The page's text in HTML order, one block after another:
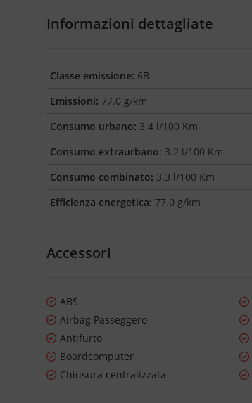
Informazioni dettagliate
Classe emissione: 6B
Emissioni: 77.0 g/km
Consumo urbano: 3.4 l/100 Km
Consumo extraurbano: 3.2 l/100 Km
Consumo combinato: 3.3 l/100 Km
Efficienza energetica: 77.0 g/km
Accessori
ABS
Airbag Passeggero
Antifurto
Boardcomputer
Chiusura centralizzata